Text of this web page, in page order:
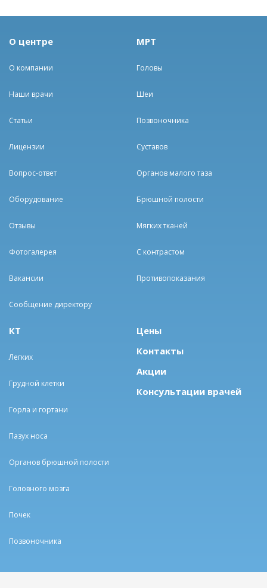
О центре
О компании
Наши врачи
Статьи
Лицензии
Вопрос-ответ
Оборудование
Отзывы
Фотогалерея
Вакансии
Сообщение директору
МРТ
Головы
Шеи
Позвоночника
Суставов
Органов малого таза
Брюшной полости
Мягких тканей
С контрастом
Противопоказания
КТ
Легких
Грудной клетки
Горла и гортани
Пазух носа
Органов брюшной полости
Головного мозга
Почек
Позвоночника
Цены
Контакты
Акции
Консультации врачей